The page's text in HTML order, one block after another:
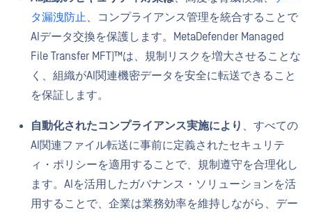
タ漏洩防止、コンプライアンス管理を統合することで
AIデータ交換を保護します。MetaDefender Managed
File Transfer MFT)™は、規制リスクを増大させることな
く、組織がAI関連機密データを安全に転送できること
を保証します。
自動化されたコンプライアンス実施により 、すべての
AI関連ファイル転送に事前に定義されたセキュリテ
ィ・ポリシーを適用することで、規制遵守を合理化し
ます。AIを活用したガバナンス・ソリューションを活
用することで、企業は業務効率を維持しながら、デー